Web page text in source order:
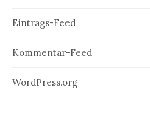
Eintrags-Feed
Kommentar-Feed
WordPress.org